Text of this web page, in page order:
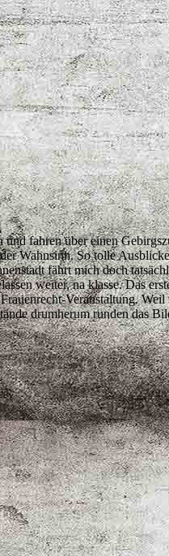
fahren über einen
Wahnsinn. So tolle
fährt mich doch
weiter, na klasse. Das
Veranstaltung.
drumherum runden das